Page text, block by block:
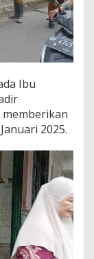
Ibu
2025.